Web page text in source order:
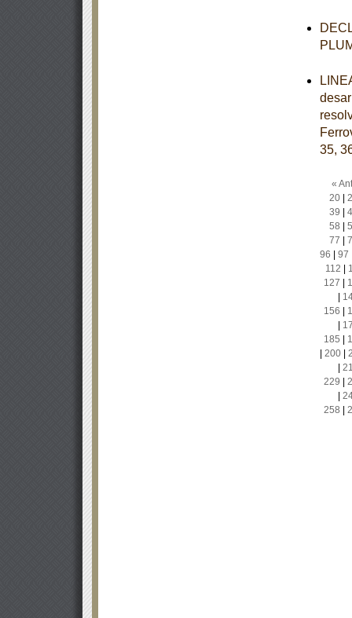
35,
«
20|
39
58
77
96
97
112
127
156
185
200|
229
258